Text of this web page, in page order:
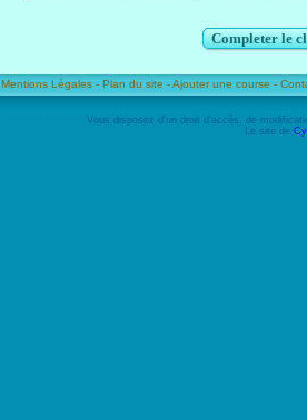
Completer le
Mentions Légales - Plan du site -Ajouter une course -
Vous disposez d'un droit d'accès, de
Le site de